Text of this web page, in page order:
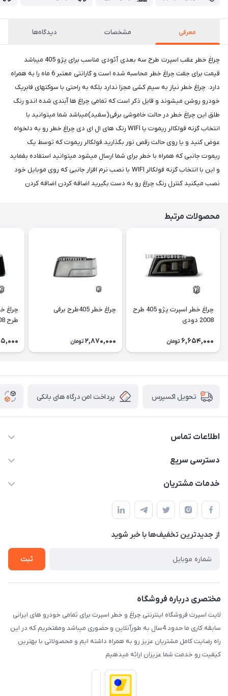
معرفی مشخصات دیدگاه‌ها
چراغ خطر عقب اسپرت طرح سه بعدی آئودی مناسب برای پژو 405 میباشد
قیمت برای جفت چراغ خطر محاسبه شده است و گارانتی معتبر 6 ماه را به همراه
دارد. چراغ خطر نیاز به سیم کشی مجزا ندارد بلکه به راحتی با سوکتهای فابریک
خودرو روشن میشوند و قابل ذکر است که تمامی چراغ ها آبندی شده اندو رنگ
طلق این چراغ خطر در حالت خاموشی برفی(سفید)میباشد شما میتوانید با
انتخاب گزنه فولکالر ریموت یا WIFI رنگ های ال ای دی چراغ خطر رو به دلخواه
عوض کنید و یا روی حالت رقص نور بگذارید.فولکالر ریموت که توسط یک
ریموت جانبی که همراه با خطر برای شما ارسال میشود میتوانید استفاده بفماید
و این با انتخاب گزنه فولکالر WIFI با نصب نرم افزار جانبی که روی موبایل خود
نصب میکنید کنترل رنگ چراغ رو به دست بگیرید اضافه کردن اضافه کردن
محصولات مرتبط
چراغ خطر اسپرت پژو 405 طرح
2008 دودی
6,654,000 تومان
چراغ خطر 405طرح برفی
2,870,000 تومان
طرح 3008 دودی
تحویل اکسپرس پرداخت امن درگاه های بانکی
اطلاعات تماس
09012926386
دسترسی سریع
حساب کاربری
لیست محصولات
درباره ما
خدمات مشتریان
قوانین و مقررات
حریم خصوصی
راهنما
از جدید‌ترین تخفیف‌ها با‌ خبر شوید
ثبت
مختصری درباره فروشگاه
لایت اسپرت فروشگاه اینترنتی چراغ و خطر اسپرت برای تمامی خودرو های ایرانی
سابقه کاری ما حدود 4سال به طورآنلاین و حضوری میباشد ومفتخریم که در این
راه رضایت کامل مشتریان عزیز رو به همراه داشته ایم و محصولاتی با بهترین
کیفیت رو خدمت شما عزیزان ارائه میدهیم